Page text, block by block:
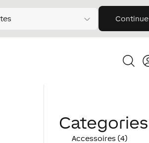
Continue
Categories
Accessoires (4)